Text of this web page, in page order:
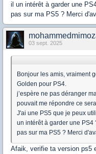
il un intérêt à garder une
pas sur ma PS5 ? Merci
03 sept. 2025
Bonjour les amis, vraiment
Golden pour PS4.
j’espère ne pas déranger
pouvait me répondre ce
J'ai une PS5 que je peux
un intérêt à garder une
pas sur ma PS5 ? Merci
Afaik, verifie ta version ps5